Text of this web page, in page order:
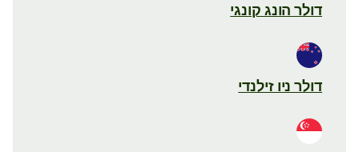
דולר הונג קונגי
דולר ניו זילנדי